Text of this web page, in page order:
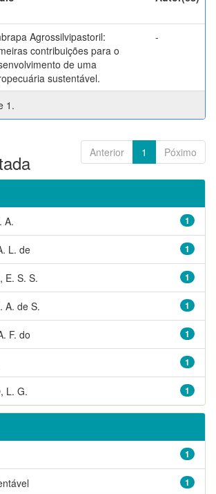
Agrossilvipastoril:
contribuições para o
de uma
sustentável.
-
1.
Anterior 1 Póximo
1
A.
1
L. de
1
E. S. S.
1
A. de S.
1
F. do
1
1
L. G.
1
1